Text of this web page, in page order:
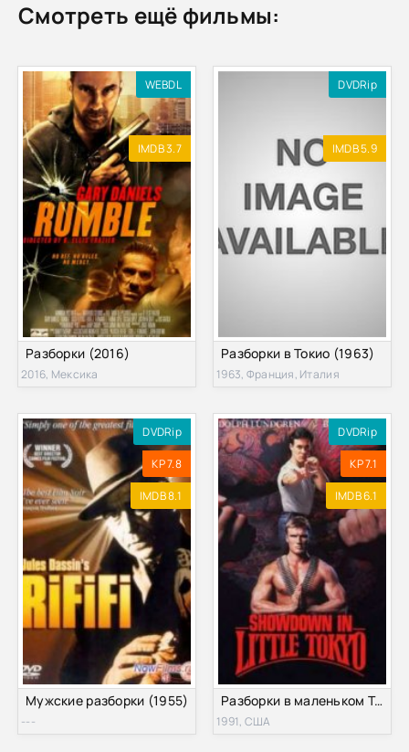
Смотреть ещё фильмы:
WEBDL
IMDB 3.7
Разборки (2016)
2016, Мексика
DVDRip
IMDB 5.9
Разборки в Токио (1963)
1963, Франция, Италия
DVDRip
KP 7.8
IMDB 8.1
Мужские разборки (1955)
---
DVDRip
KP 7.1
IMDB 6.1
Разборки в маленьком Токио (1991)
1991, США